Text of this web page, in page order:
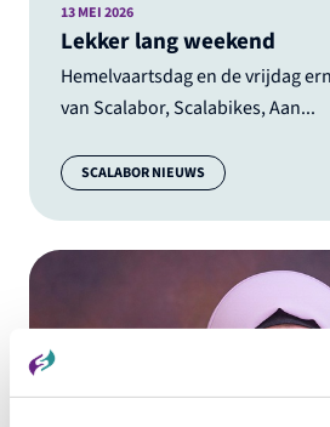
Lekker lang weekend
Hemelvaartsdag en de vrijdag
van Scalabor, Scalabikes, Aan...
13 MEI 2026
Categorie:
SCALABOR NIEUWS